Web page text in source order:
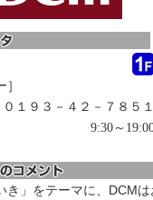
１９３－４２－７８５
9:30～
き」をテーマに、DCM